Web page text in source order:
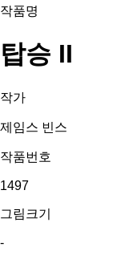
작품명
탑승 II
작가
제임스 빈스
작품번호
1497
그림크기
-